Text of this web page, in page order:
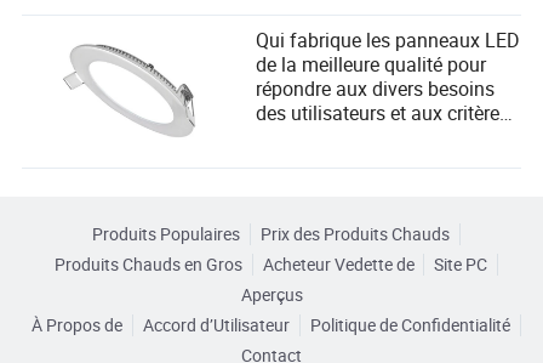
Qui fabrique les panneaux LED
de la meilleure qualité pour
répondre aux divers besoins
des utilisateurs et aux critères
Produits Populaires
Prix des Produits Chauds
Produits Chauds en Gros
Acheteur Vedette de
Site PC
Aperçus
À Propos de
Accord d’Utilisateur
Politique de Confidentialité
Contact